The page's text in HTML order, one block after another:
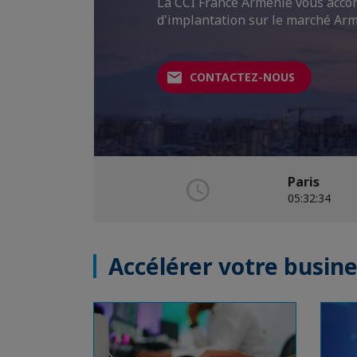
d'implantation sur le marché
CONTACTEZ-NOUS
conseils.
ACCÉDER AU GUIDE
Paris
05:32:35
Accélérer votre